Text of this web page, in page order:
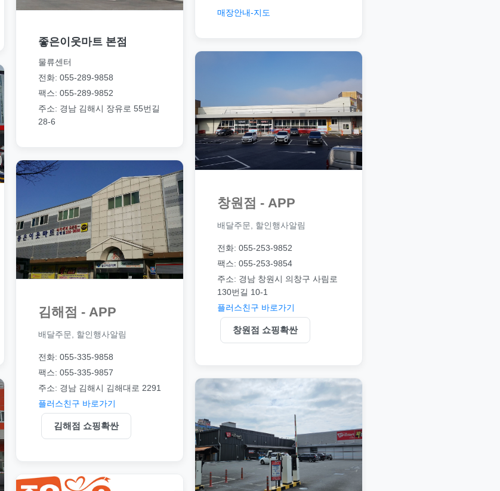
매장안내-지도
좋은이웃마트 본점
물류센터
전화: 055-289-9858
팩스: 055-289-9852
주소: 경남 김해시 장유로 55번길
28-6
창원점 - APP
배달주문, 할인행사알림
전화: 055-253-9852
팩스: 055-253-9854
주소: 경남 창원시 의창구 사림로
130번길 10-1
플러스친구 바로가기
창원점 쇼핑확싼
김해점 - APP
배달주문, 할인행사알림
전화: 055-335-9858
팩스: 055-335-9857
주소: 경남 김해시 김해대로 2291
플러스친구 바로가기
김해점 쇼핑확싼